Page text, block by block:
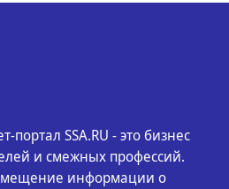
SSA.RU - это бизнес
и смежных профессий.
информации о